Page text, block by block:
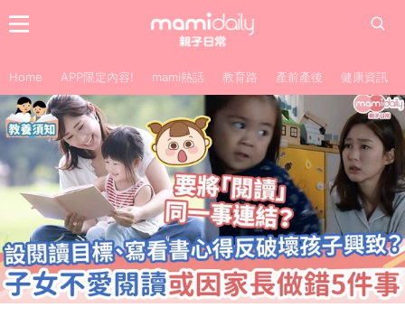
Home APP限定內容! mami熱話 教育路 產前產後 健康資訊